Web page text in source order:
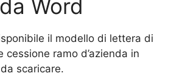
Word
il modello di lettera di
cessione ramo d’azienda in
scaricare.